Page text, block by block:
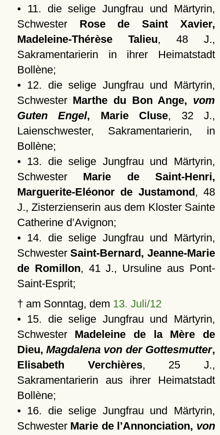
• 11. die selige Jungfrau und Märtyrin,
Schwester Rose de Saint Xavier,
Madeleine-Thérèse Talieu, 48 J.,
Sakramentarierin in ihrer Heimatstadt
Bollène;
• 12. die selige Jungfrau und Märtyrin,
Schwester Marthe du Bon Ange, vom
Guten Engel, Marie Cluse, 32 J.,
Laienschwester, Sakramentarierin, in
Bollène;
• 13. die selige Jungfrau und Märtyrin,
Schwester Marie de Saint-Henri,
Marguerite-Eléonor de Justamond, 48
J., Zisterzienserin aus dem Kloster Sainte
Catherine d’Avignon;
• 14. die selige Jungfrau und Märtyrin,
SchwesterSaint-Bernard, Jeanne-Marie
de Romillon, 41 J., Ursuline aus Pont-
Saint-Esprit;
† am Sonntag, dem 13. Juli/12
• 15. die selige Jungfrau und Märtyrin,
Schwester Madeleine de la Mère de
Dieu,Magdalena von der Gottesmutter,
Elisabeth Verchières, 25 J.,
Sakramentarierin aus ihrer Heimatstadt
Bollène;
• 16. die selige Jungfrau und Märtyrin,
Schwester Marie de l’Annonciation, von